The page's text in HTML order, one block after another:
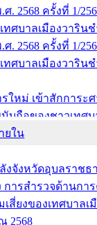
. 2568 ครั้งที่ 1/
ทศบาลเมืองวาริน
. 2568 ครั้งที่ 1/
ศบาลเมืองวาริน
ใหม่ เข้าสักการะ
นับถือของชาวเทศ
ยใน
งจังหวัดอุบลราช
การสำรวจด้านกา
สี่ยงของเทศบาลเ
2568